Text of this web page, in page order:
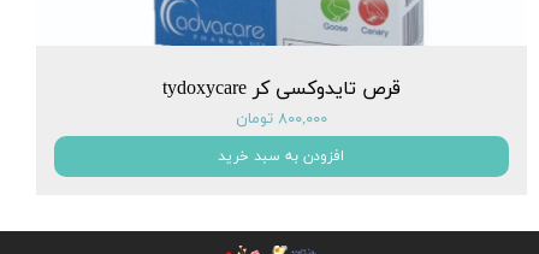
قرص تایدوکسی کر tydoxycare
۸۰۰,۰۰۰ تومان
افزودن به سبد خرید